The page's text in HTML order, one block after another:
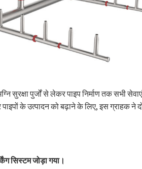
सुरक्षा पुर्जों से लेकर पाइप निर्माण तक सभी
के उत्पादन को बढ़ाने के लिए, इस ग्राहक
सिस्टम जोड़ा गया।